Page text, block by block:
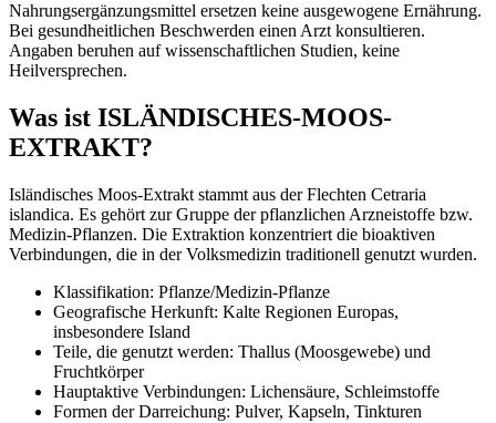
Nahrungsergänzungsmittel ersetzen keine ausgewogene Ernährung.
Bei gesundheitlichen Beschwerden einen Arzt konsultieren.
Angaben beruhen auf wissenschaftlichen Studien, keine
Heilversprechen.
Was ist ISLÄNDISCHES-MOOS-
EXTRAKT?
Isländisches Moos-Extrakt stammt aus der Flechten Cetraria
islandica. Es gehört zur Gruppe der pflanzlichen Arzneistoffe bzw.
Medizin‑Pflanzen. Die Extraktion konzentriert die bioaktiven
Verbindungen, die in der Volksmedizin traditionell genutzt wurden.
Klassifikation: Pflanze/Medizin-Pflanze
Geografische Herkunft: Kalte Regionen Europas,
insbesondere Island
Teile, die genutzt werden: Thallus (Moosgewebe) und
Fruchtkörper
Hauptaktive Verbindungen: Lichensäure, Schleimstoffe
Formen der Darreichung: Pulver, Kapseln, Tinkturen